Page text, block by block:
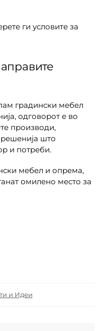
ги условите за
градински мебел
одговорот е во
производи,
решенија што
и потреби.
мебел и опрема,
омилено место за
и Идеи